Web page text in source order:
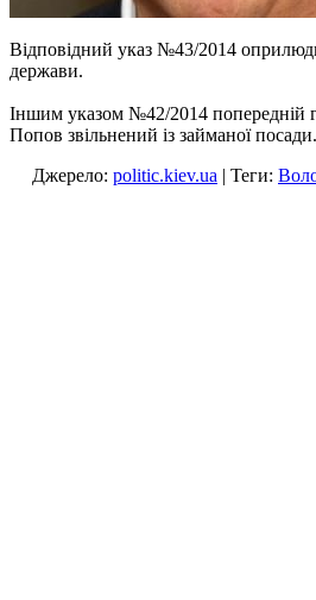
Відповідний указ №43/2014
держави.
Іншим указом №42/2014
Попов звільнений із займаної посади.
Джерело: politic.kiev.ua | Теги: